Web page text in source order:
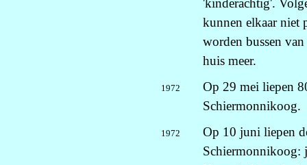
'kinderachtig'.
kunnen elkaar niet
worden bussen
huis meer.
1972
Op 29 mei liepen
Schiermonnikoog.
1972
Op 10 juni liepen
Schiermonnikoog: